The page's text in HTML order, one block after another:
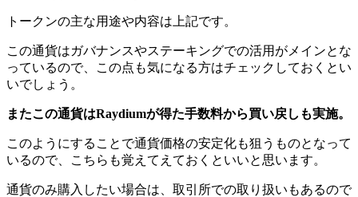
トークンの主な用途や内容は上記です。
この通貨はガバナンスやステーキングでの活用がメインとな
っているので、この点も気になる方はチェックしておくとい
いでしょう。
またこの通貨はRaydiumが得た手数料から買い戻しも実施。
このようにすることで通貨価格の安定化も狙うものとなって
いるので、こちらも覚えてえておくといいと思います。
通貨のみ購入したい場合は、取引所での取り扱いもあるので